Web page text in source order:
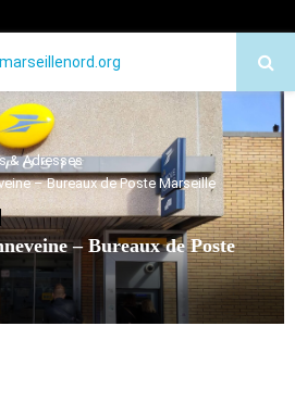
& Adresses
– Bureaux de Poste Marseille
– Bureaux de Poste